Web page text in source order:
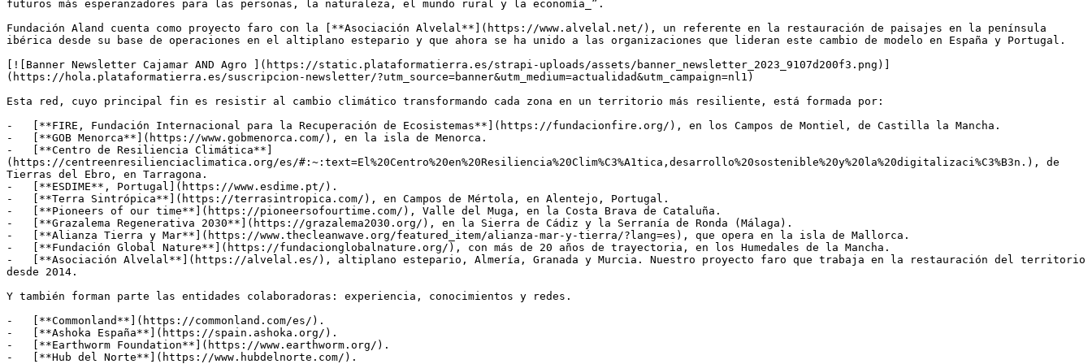
futuros más esperanzadores para las personas, la naturaleza, el mundo rural y la economía_”.
Fundación Aland cuenta como proyecto faro con la [**Asociación Alvelal**](https://www.alvelal.net/), un referente en la restauración de paisajes en la península
ibérica desde su base de operaciones en el altiplano estepario y que ahora se ha unido a las organizaciones que lideran este cambio de modelo en España y Portugal.
[![Banner Newsletter Cajamar AND Agro ](https://static.plataformatierra.es/strapi-uploads/assets/banner_newsletter_2023_9107d200f3.png)]
(https://hola.plataformatierra.es/suscripcion-newsletter/?utm_source=banner&utm_medium=actualidad&utm_campaign=nl1)
Esta red, cuyo principal fin es resistir al cambio climático transformando cada zona en un territorio más resiliente, está formada por:
-   [**FIRE, Fundación Internacional para la Recuperación de Ecosistemas**](https://fundacionfire.org/), en los Campos de Montiel, de Castilla la Mancha.
-   [**GOB Menorca**](https://www.gobmenorca.com/), en la isla de Menorca.
-   [**Centro de Resiliencia Climática**]
(https://centreenresilienciaclimatica.org/es/#:~:text=El%20Centro%20en%20Resiliencia%20Clim%C3%A1tica,desarrollo%20sostenible%20y%20la%20digitalizaci%C3%B3n.), de
Tierras del Ebro, en Tarragona.
-   [**ESDIME**, Portugal](https://www.esdime.pt/).
-   [**Terra Sintrópica**](https://terrasintropica.com/), en Campos de Mértola, en Alentejo, Portugal.
-   [**Pioneers of our time**](https://pioneersofourtime.com/), Valle del Muga, en la Costa Brava de Cataluña.
-   [**Grazalema Regenerativa 2030**](https://grazalema2030.org/), en la Sierra de Cádiz y la Serranía de Ronda (Málaga).
-   [**Alianza Tierra y Mar**](https://www.thecleanwave.org/featured_item/alianza-mar-y-tierra/?lang=es), que opera en la isla de Mallorca.
-   [**Fundación Global Nature**](https://fundacionglobalnature.org/), con más de 20 años de trayectoria, en los Humedales de la Mancha.
-   [**Asociación Alvelal**](https://alvelal.es/), altiplano estepario, Almería, Granada y Murcia. Nuestro proyecto faro que trabaja en la restauración del territorio
desde 2014.
Y también forman parte las entidades colaboradoras: experiencia, conocimientos y redes.
-   [**Commonland**](https://commonland.com/es/).
-   [**Ashoka España**](https://spain.ashoka.org/).
-   [**Earthworm Foundation**](https://www.earthworm.org/).
-   [**Hub del Norte**](https://www.hubdelnorte.com/).